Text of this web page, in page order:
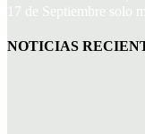
17 de Septiembre solo
NOTICIAS